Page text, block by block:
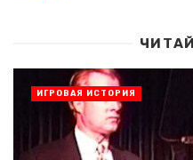
ИГРОВАЯ ИСТОРИЯ